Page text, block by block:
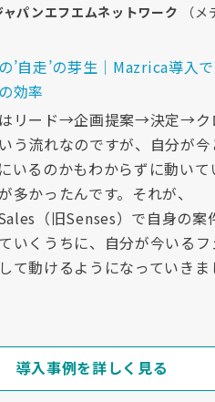
パンエフエムネットワーク
（メ
’自走’の芽生｜Mazrica導入
効率
リード→企画提案→決定→ク
う流れなのですが、自分が今
いるのかもわからずに動いて
多かったんです。それが、
（旧Senses）で自身の案
いくうちに、自分が今いるフ
て動けるようになっていきま
導入事例を詳しく見る